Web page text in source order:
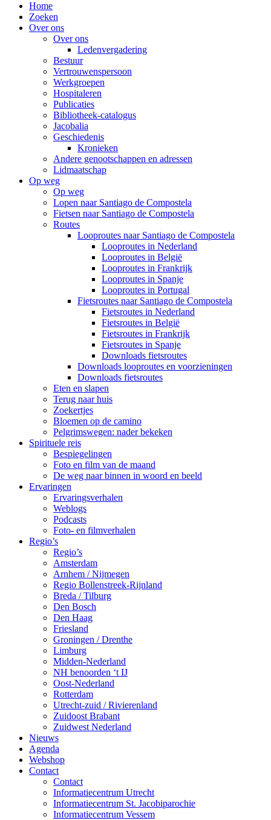
Home
Zoeken
Over ons
Over ons
Ledenvergadering
Bestuur
Vertrouwenspersoon
Werkgroepen
Hospitaleren
Publicaties
Bibliotheek-catalogus
Jacobalia
Geschiedenis
Kronieken
Andere genootschappen en adressen
Lidmaatschap
Op weg
Op weg
Lopen naar Santiago de Compostela
Fietsen naar Santiago de Compostela
Routes
Looproutes naar Santiago de Compostela
Looproutes in Nederland
Looproutes in België
Looproutes in Frankrijk
Looproutes in Spanje
Looproutes in Portugal
Fietsroutes naar Santiago de Compostela
Fietsroutes in Nederland
Fietsroutes in België
Fietsroutes in Frankrijk
Fietsroutes in Spanje
Downloads fietsroutes
Downloads looproutes en voorzieningen
Downloads fietsroutes
Eten en slapen
Terug naar huis
Zoekertjes
Bloemen op de camino
Pelgrimswegen: nader bekeken
Spirituele reis
Bespiegelingen
Foto en film van de maand
De weg naar binnen in woord en beeld
Ervaringen
Ervaringsverhalen
Weblogs
Podcasts
Foto- en filmverhalen
Regio’s
Regio’s
Amsterdam
Arnhem / Nijmegen
Regio Bollenstreek-Rijnland
Breda / Tilburg
Den Bosch
Den Haag
Friesland
Groningen / Drenthe
Limburg
Midden-Nederland
NH benoorden ‘t IJ
Oost-Nederland
Rotterdam
Utrecht-zuid / Rivierenland
Zuidoost Brabant
Zuidwest Nederland
Nieuws
Agenda
Webshop
Contact
Contact
Informatiecentrum Utrecht
Informatiecentrum St. Jacobiparochie
Informatiecentrum Vessem